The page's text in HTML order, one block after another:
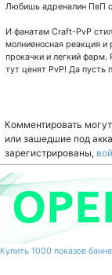
Любишь адреналин ПвП
И фанатам Craft-PvP
молниеносная реакция
прокачки и легкий фарм.
тут ценят PvP! Да пусть
Комментировать
или зашедшие под
зарегистрированы,
Купить 1000 показов